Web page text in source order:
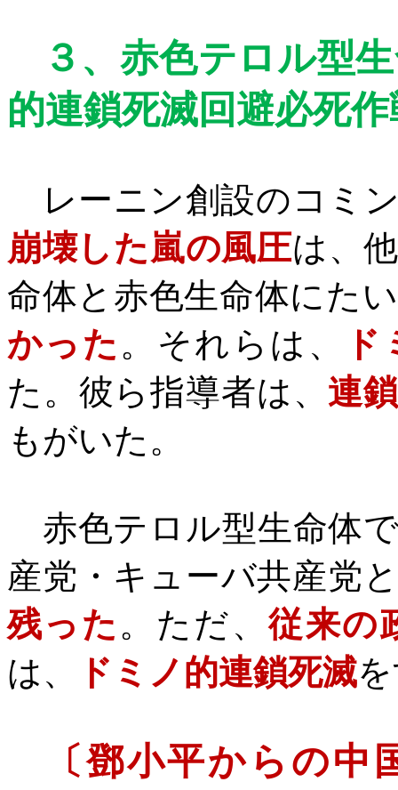
３、赤色テロル型
的連鎖死滅回避必死
レーニン創設のコミ
崩壊した嵐の風圧は、
命体と赤色生命体にた
かった 。それらは、
た。彼ら指導者は、 連
もがいた。
赤色テロル型生命体
産党・キューバ共産党
残った 。ただ、従来の
は、
ドミノ的連鎖死滅
〔鄧小平からの中